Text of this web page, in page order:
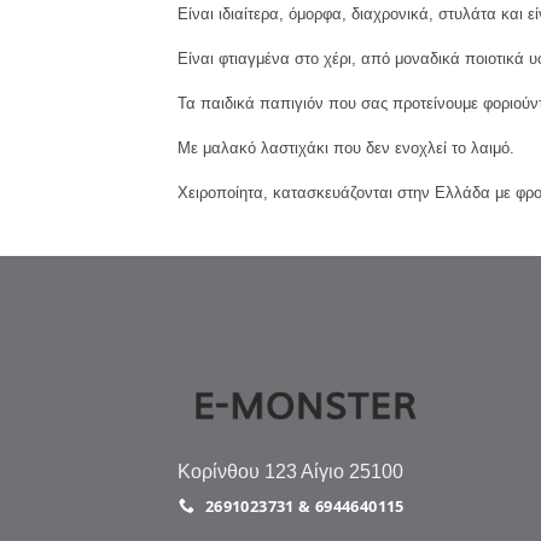
Είναι ιδιαίτερα, όμορφα, διαχρονικά, στυλάτα και
Είναι φτιαγμένα στο χέρι, από μοναδικά ποιοτικά
Τα παιδικά παπιγιόν που σας προτείνουμε
Με μαλακό λαστιχάκι που δεν ενοχλεί το λαιμό.
Χειροποίητα, κατασκευάζονται στην Ελλάδα με
Κορίνθου 123 Αίγιο 25100
2691023731 & 6944640115